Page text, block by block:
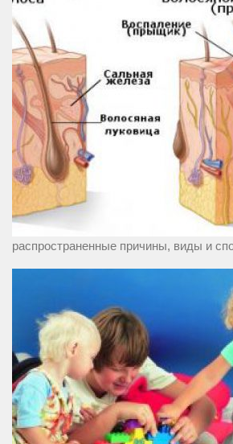
распространенные причины, виды и